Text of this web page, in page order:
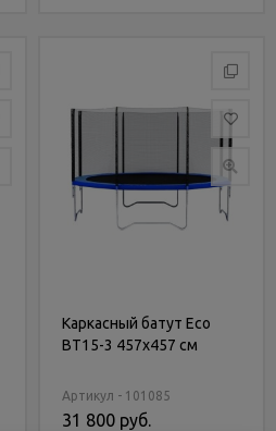
Каркасный батут Eco
BT15-3 457х457 см
Артикул - 101085
31 800 руб.